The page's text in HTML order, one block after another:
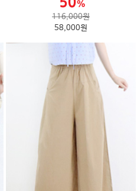
116,000원
58,000원